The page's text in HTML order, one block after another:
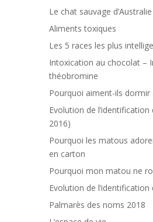
Le chat sauvage d’Australie
Aliments toxiques
Les 5 races les plus
Intoxication au chocolat –
théobromine
Pourquoi aiment-ils dormir
Evolution de
2016)
Pourquoi les matous
en carton
Pourquoi mon matou ne
Evolution de
Palmarès des noms 2018